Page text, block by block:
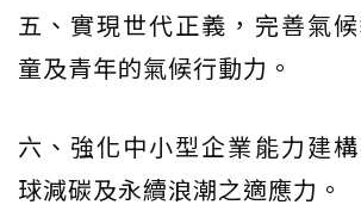
五、實現世代正義，完善氣
童及青年的氣候行動力。
六、強化中小型企業能力建
球減碳及永續浪潮之適應力。